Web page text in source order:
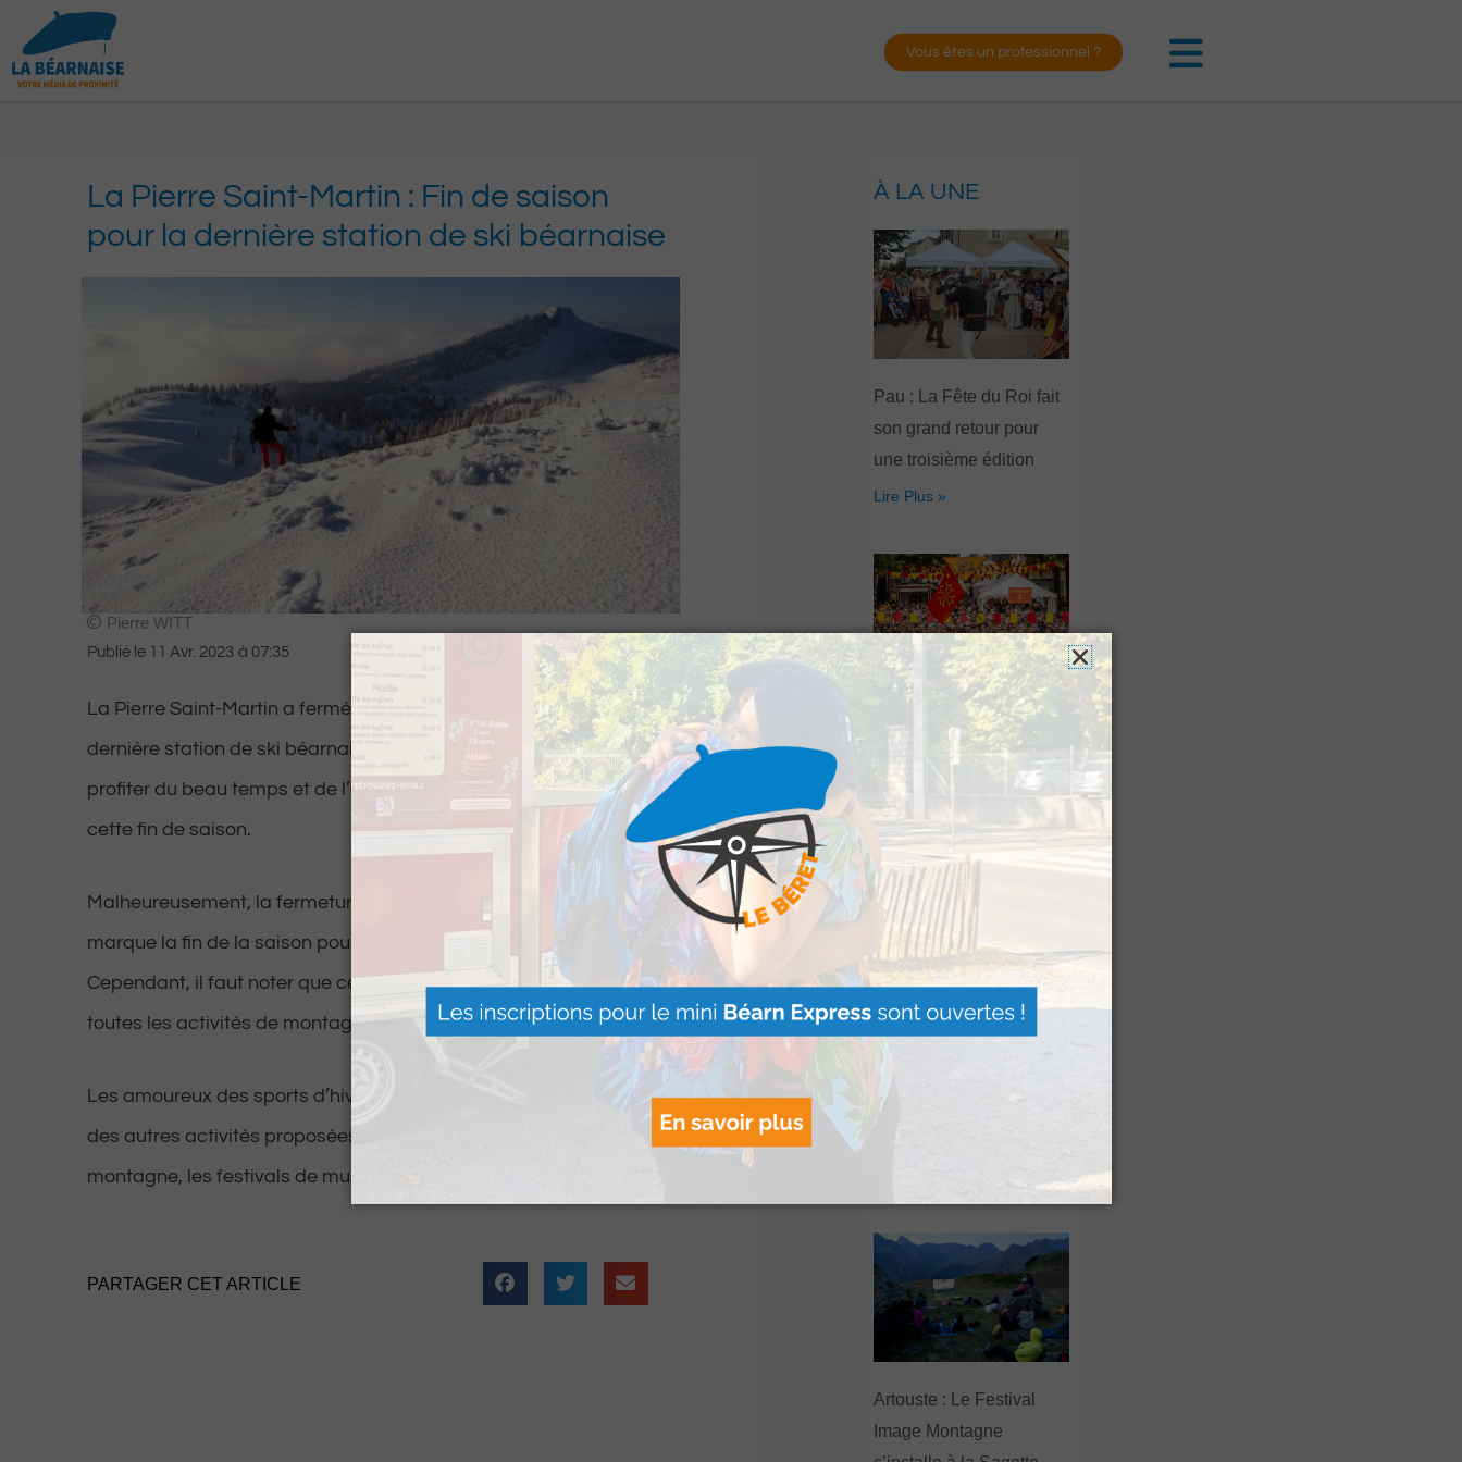
contenu
Vous êtes un professionnel ?
La Pierre Saint-Martin : Fin de saison
pour la dernière station de ski béarnaise
Pierre WITT
Publié le 11 Avr. 2023 à 07:35
La Pierre Saint-Martin a fermé ses portes ce lundi. C’était la
dernière station de ski béarnaise ouverte, où les skieurs ont pu
profiter du beau temps et de l’enneigement exceptionnel pour
cette fin de saison.
Malheureusement, la fermeture de la station de ski béarnaise
marque la fin de la saison pour les amateurs de sports d’hiver.
Cependant, il faut noter que cette fermeture n’est pas la fin de
toutes les activités de montagne dans les Pyrénées-Atlantiques.
Les amoureux des sports d’hiver peuvent patienter en profitant
des autres activités proposées telles que les randonnées en
montagne, les festivals de musique et bien plus encore.
PARTAGER CET ARTICLE
À LA UNE
Pau : La Fête du Roi fait
son grand retour pour
une troisième édition
Lire Plus »
Hestiv’Òc : Les férias
Béarnaises font leur
grand retour à Pau
Lire Plus »
offert par Version
Voyages pour les grands
Artouste : Le Festival
Image Montagne